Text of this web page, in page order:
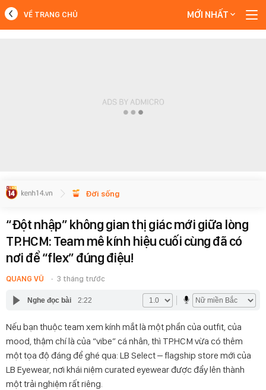
VỀ TRANG CHỦ MỚI NHẤT
Đời sống
“Đột nhập” không gian thị giác mới giữa lòng
TP.HCM: Team mê kính hiệu cuối cùng đã có
nơi để “flex” đúng điệu!
QUANG VŨ 3 tháng trước
Nghe đọc bài 2:22
Nếu bạn thuộc team xem kính mắt là một phần của outfit, của
mood, thậm chí là của “vibe” cá nhân, thì TP.HCM vừa có thêm
một tọa độ đáng để ghé qua: LB Select – flagship store mới của
LB Eyewear, nơi khái niệm curated eyewear được đẩy lên thành
một trải nghiệm rất riêng.